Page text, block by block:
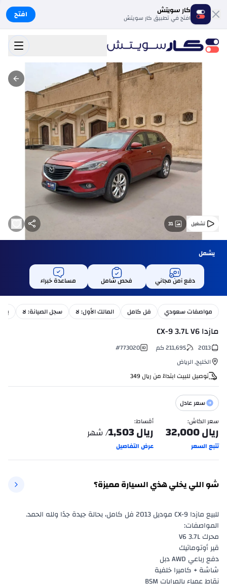
كار سويتش
افتح في تطبيق كار سويتش افتح
31
يشمل
دفع آمن مجاني فحص شامل مساعدة خبراء
مواصفات سعودي فل كامل المالك الأول: لا سجل الصيانة: لا
مازدا CX-9 3.7L V6
2013
211,695 كم #773020
الخليج,الرياض
توصيل للبيت ابتداءً من ريال 349
سعر عادل
سعر الكاش:
ريال32,000
تتبع السعر
أقساط:
ريال1,503/ شهر
عرض التفاصيل
شو اللي يخلي هذي السيارة مميزة؟